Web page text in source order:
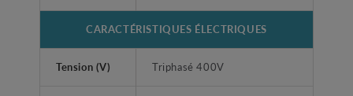
CARACTÉRISTIQUES ÉLECTRIQUES
Tension (V) Triphasé 400V